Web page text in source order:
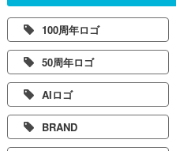
100周年ロゴ
50周年ロゴ
AIロゴ
BRAND